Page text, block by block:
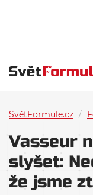
SvětFormule.cz /
Vasseur
slyšet:
že jsme